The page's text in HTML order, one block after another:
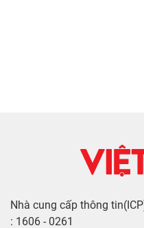
Nhà cung cấp thông
: 1606 - 0261